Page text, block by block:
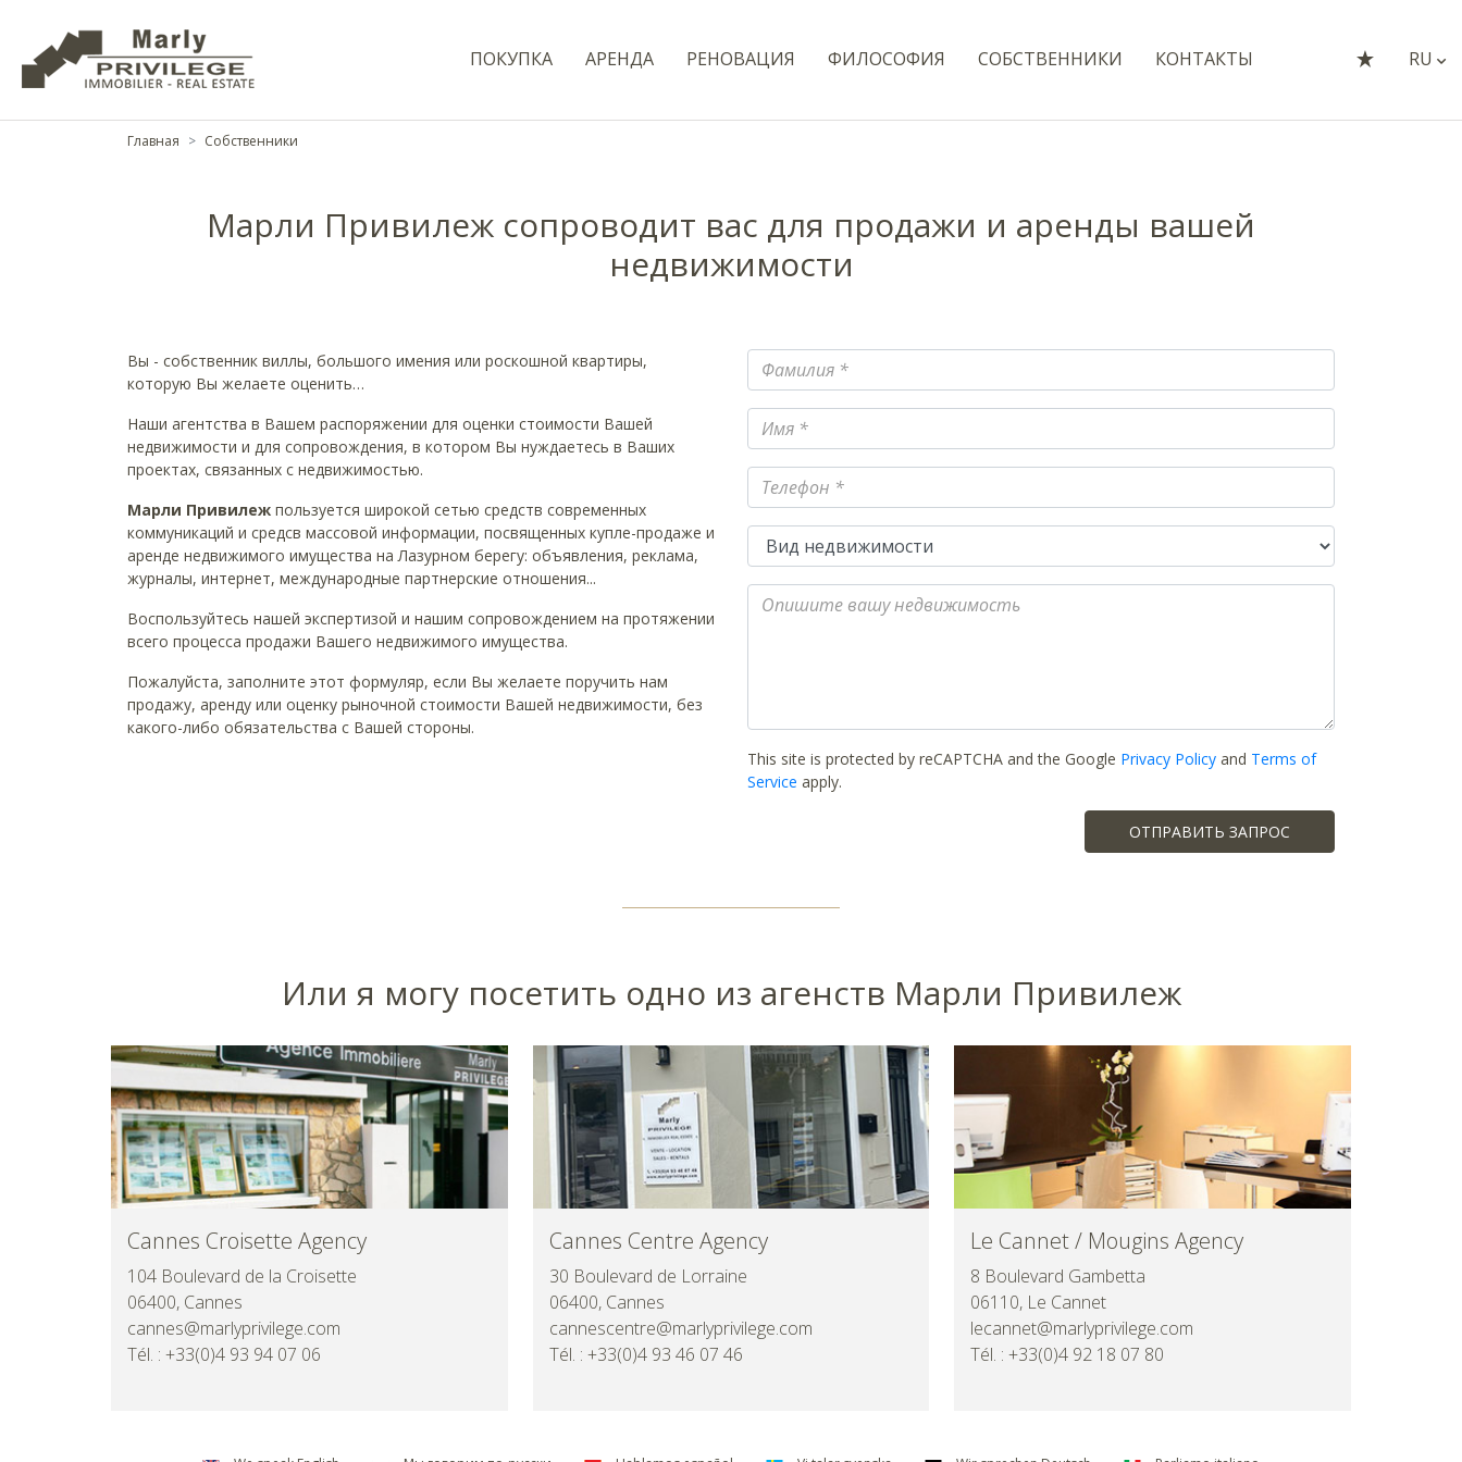
ПОКУПКА AРЕНДА РЕНОВАЦИЯ ФИЛОСОФИЯ СОБСТВЕННИКИ КОНТАКТЫ RU
Главная Собственники
Марли Привилеж сопроводит вас для продажи и аренды вашей
недвижимости
Вы - собственник виллы, большого имения или роскошной квартиры,
которую Вы желаете оценить…
Наши агентства в Вашем распоряжении для оценки стоимости Вашей
недвижимости и для сопровождения, в котором Вы нуждаетесь в Ваших
проектах, связанных с недвижимостью.
Марли Привилеж пользуется широкой сетью средств современных
коммуникаций и средсв массовой информации, посвященных купле-продаже и
аренде недвижимого имущества на Лазурном берегу: объявления, реклама,
журналы, интернет, международные партнерские отношения...
Воспользуйтесь нашей экспертизой и нашим сопровождением на протяжении
всего процесса продажи Вашего недвижимого имущества.
Пожалуйста, заполните этот формуляр, если Вы желаете поручить нам
продажу, аренду или оценку рыночной стоимости Вашей недвижимости, без
какого-либо обязательства с Вашей стороны.
Фамилия
Имя
Телефон
Вид недвижимости
Опишите вашу недвижимость
This site is protected by reCAPTCHA and the Google Privacy Policy and Terms of
Service apply.
ОТПРАВИТЬ ЗАПРОС
Или я могу посетить одно из aгенств Марли Привилеж
Cannes Croisette Agency
104 Boulevard de la Croisette
06400, Cannes
cannes@marlyprivilege.com
Tél. : +33(0)4 93 94 07 06
Cannes Centre Agency
30 Boulevard de Lorraine
06400, Cannes
cannescentre@marlyprivilege.com
Tél. : +33(0)4 93 46 07 46
Le Cannet / Mougins Agency
8 Boulevard Gambetta
06110, Le Cannet
lecannet@marlyprivilege.com
Tél. : +33(0)4 92 18 07 80